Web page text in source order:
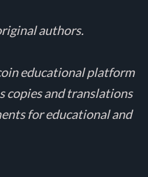
authors.
educational platform
copies and translations
for educational and